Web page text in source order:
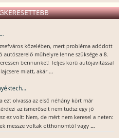
közelében, mert probléma adódott
autószerelő műhelyre lenne szüksége a 8.
bennünket! Teljes körű autójavítással
miatt, akár...
ezt olvassa az első néhány kört már
az ismerőseit nem tudsz egy jó
ez volt: Nem, de mért nem keresel a neten:
messze voltak otthonomtól vagy ...